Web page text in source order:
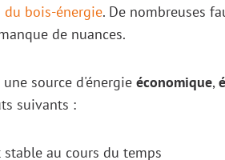
du bois-énergie. De nombreuses
de nuances.
source d'énergie économique,
suivants :
au cours du temps